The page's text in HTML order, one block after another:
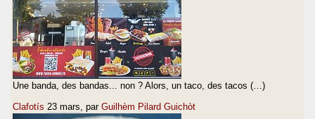
Une banda, des bandas... non ? Alors, un taco, des tacos (…)
Clafotís 23 mars , par Guilhèm Pilard Guichòt